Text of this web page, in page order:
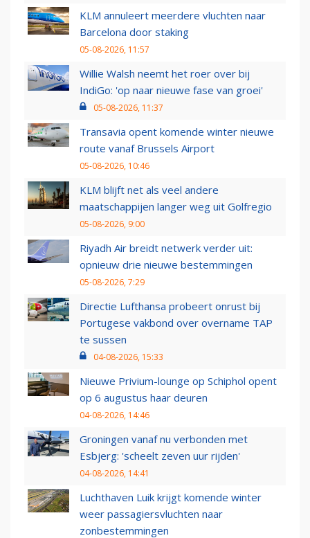
KLM annuleert meerdere vluchten naar
Barcelona door staking
05-08-2026, 11:57
Willie Walsh neemt het roer over bij
IndiGo: 'op naar nieuwe fase van groei'
05-08-2026, 11:37
Transavia opent komende winter nieuwe
route vanaf Brussels Airport
05-08-2026, 10:46
KLM blijft net als veel andere
maatschappijen langer weg uit Golfregio
05-08-2026, 9:00
Riyadh Air breidt netwerk verder uit:
opnieuw drie nieuwe bestemmingen
05-08-2026, 7:29
Directie Lufthansa probeert onrust bij
Portugese vakbond over overname TAP
te sussen
04-08-2026, 15:33
Nieuwe Privium-lounge op Schiphol opent
op 6 augustus haar deuren
04-08-2026, 14:46
Groningen vanaf nu verbonden met
Esbjerg: 'scheelt zeven uur rijden'
04-08-2026, 14:41
Luchthaven Luik krijgt komende winter
weer passagiersvluchten naar
zonbestemmingen